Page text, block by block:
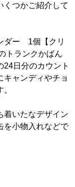
つかご紹介して
ダー 1個【クリ
トランクかばん
24日分のカウント
キャンディやチョ
いたなデザイン
を小物入れなどで